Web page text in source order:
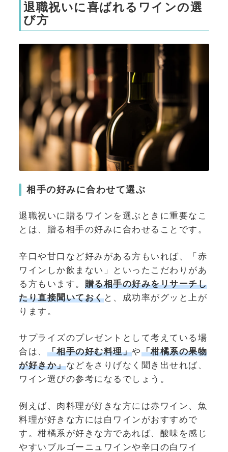
退職祝いに喜ばれるワインの選
び方
相手の好みに合わせて選ぶ
退職祝いに贈るワインを選ぶときに重要なこ
とは、贈る相手の好みに合わせることです。
辛口や甘口など好みがある方もいれば、「赤
ワインしか飲まない」といったこだわりがあ
る方もいます。 贈る相手の好みをリサーチし
たり直接聞いておくと、成功率がグッと上が
ります。
サプライズのプレゼントとして考えている場
合は、 「相手の好む料理」や「柑橘系の果物
が好きか」などをさりげなく聞き出せれば、
ワイン選びの参考になるでしょう。
例えば、肉料理が好きな方には赤ワイン、魚
料理が好きな方には白ワインがおすすめで
す。柑橘系が好きな方であれば、酸味を感じ
やすいブルゴーニュワインや辛口の白ワイ